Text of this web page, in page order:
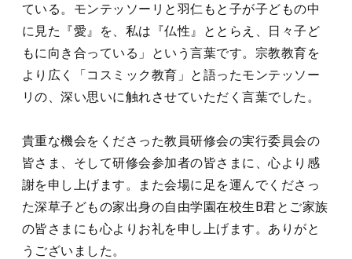
ている。モンテッソーリと羽仁もと子が子どもの中
に見た『愛』を、私は『仏性』ととらえ、日々子ど
もに向き合っている」という言葉です。宗教教育を
より広く「コスミック教育」と語ったモンテッソー
リの、深い思いに触れさせていただく言葉でした。
貴重な機会をくださった教員研修会の実行委員会の
皆さま、そして研修会参加者の皆さまに、心より感
謝を申し上げます。また会場に足を運んでくださっ
た深草子どもの家出身の自由学園在校生B君とご家族
の皆さまにも心よりお礼を申し上げます。ありがと
うございました。